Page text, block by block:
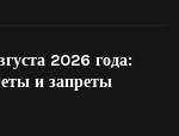
2026 года:
и запреты